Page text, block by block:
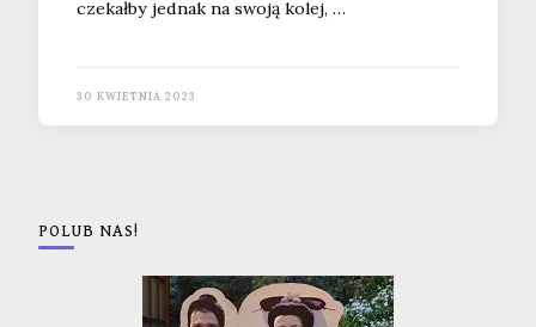
czekałby jednak na swoją kolej, …
30 KWIETNIA 2023
POLUB NAS!